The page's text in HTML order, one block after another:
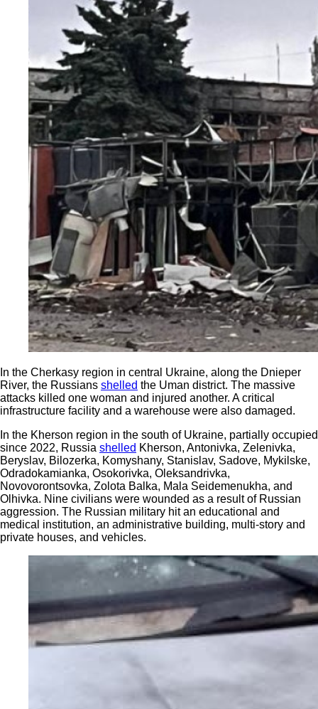
In the Cherkasy region in central Ukraine, along the Dnieper
River, the Russians shelled the Uman district. The massive
attacks killed one woman and injured another. A critical
infrastructure facility and a warehouse were also damaged.
In the Kherson region in the south of Ukraine, partially occupied
since 2022, Russia shelled Kherson, Antonivka, Zelenivka,
Beryslav, Bilozerka, Komyshany, Stanislav, Sadove, Mykilske,
Odradokamianka, Osokorivka, Oleksandrivka,
Novovorontsovka, Zolota Balka, Mala Seidemenukha, and
Olhivka. Nine civilians were wounded as a result of Russian
aggression. The Russian military hit an educational and
medical institution, an administrative building, multi-story and
private houses, and vehicles.